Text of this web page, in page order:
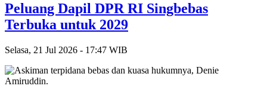
Peluang Dapil DPR RI Singbebas
Terbuka untuk 2029
Selasa, 21 Jul 2026 - 17:47 WIB